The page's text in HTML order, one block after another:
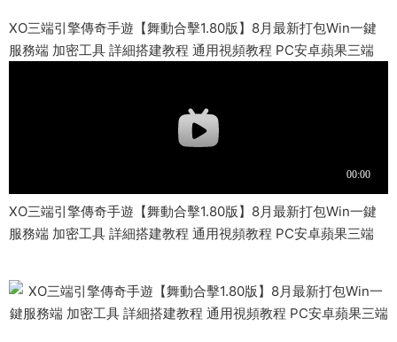
XO三端引擎傳奇手遊【舞動合擊1.80版】8月最新打包Win一鍵
服務端 加密工具 詳細搭建教程 通用視頻教程 PC安卓蘋果三端
XO三端引擎傳奇手遊【舞動合擊1.80版】8月最新打包Win一鍵
服務端 加密工具 詳細搭建教程 通用視頻教程 PC安卓蘋果三端